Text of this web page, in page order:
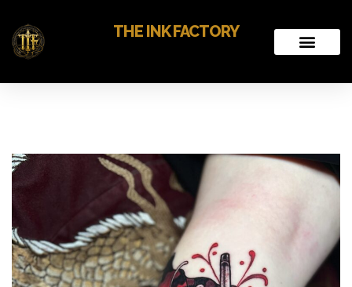
THE INK FACTORY